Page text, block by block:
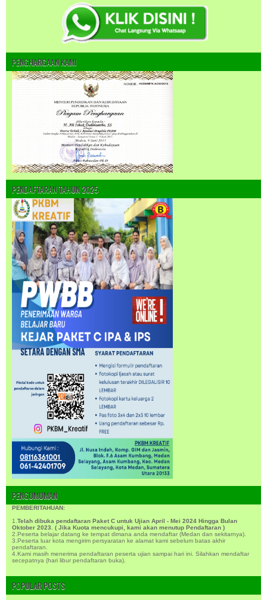
PENGHARGAAN KAMI
PENDAFTARAN TAHUN 2025
PENGUMUMAN
PEMBERITAHUAN:
1.Telah dibuka pendaftaran Paket C untuk Ujian April - Mei 2024 Hingga Bulan
Oktober 2023. ( Jika Kuota mencukupi, kami akan menutup Pendaftaran )
2.Peserta belajar datang ke tempat dimana anda mendaftar (Medan dan sekitarnya).
3.Peserta luar kota mengirim persyaratan ke alamat kami sebelum batas akhir
pendaftaran.
4.Kami masih menerima pendaftaran peserta ujian sampai hari ini. Silahkan mendaftar
secepatnya (hari libur pendaftaran buka).
POPULAR POSTS